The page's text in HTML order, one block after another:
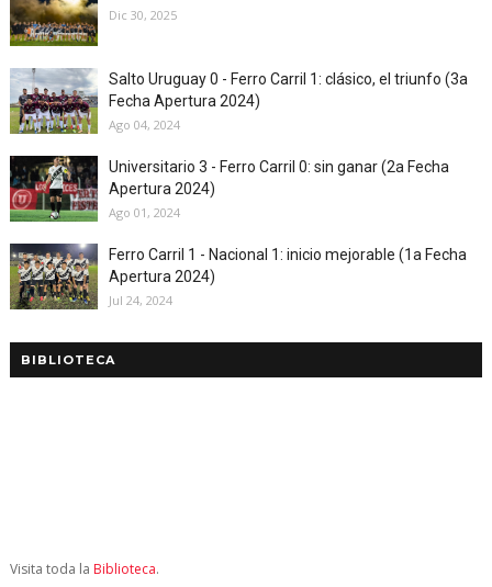
Dic 30, 2025
Salto Uruguay 0 - Ferro Carril 1: clásico, el triunfo (3a
Fecha Apertura 2024)
Ago 04, 2024
Universitario 3 - Ferro Carril 0: sin ganar (2a Fecha
Apertura 2024)
Ago 01, 2024
Ferro Carril 1 - Nacional 1: inicio mejorable (1a Fecha
Apertura 2024)
Jul 24, 2024
BIBLIOTECA
Visita toda la Biblioteca.